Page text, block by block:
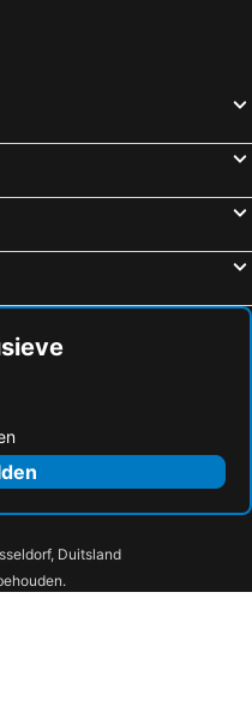
Duitsland